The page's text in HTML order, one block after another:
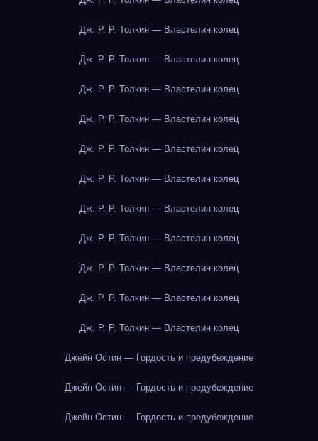
Дж. Р. Р. Толкин — Властелин колец
Дж. Р. Р. Толкин — Властелин колец
Дж. Р. Р. Толкин — Властелин колец
Дж. Р. Р. Толкин — Властелин колец
Дж. Р. Р. Толкин — Властелин колец
Дж. Р. Р. Толкин — Властелин колец
Дж. Р. Р. Толкин — Властелин колец
Дж. Р. Р. Толкин — Властелин колец
Дж. Р. Р. Толкин — Властелин колец
Дж. Р. Р. Толкин — Властелин колец
Дж. Р. Р. Толкин — Властелин колец
Джейн Остин — Гордость и предубеждение
Джейн Остин — Гордость и предубеждение
Джейн Остин — Гордость и предубеждение